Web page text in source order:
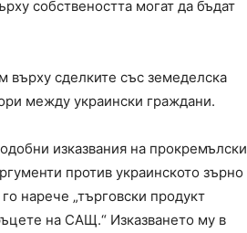
собствеността могат да бъдат
върху сделките със земеделска
между украински граждани.
изказвания на прокремълски
против украинското зърно
нарече „търговски продукт
на САЩ.“ Изказването му в